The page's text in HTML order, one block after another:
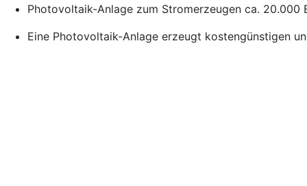
Photovoltaik-Anlage zum Stromerzeugen ca. 20.000
Eine Photovoltaik-Anlage erzeugt kostengünstigen